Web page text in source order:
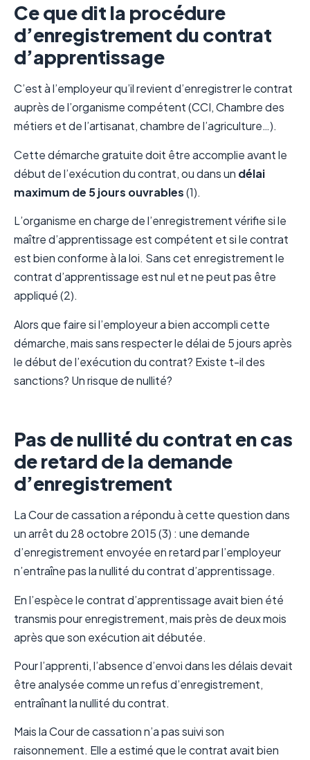
Ce que dit la procédure
d’enregistrement du contrat
d’apprentissage
C’est à l’employeur qu’il revient d’enregistrer le contrat
auprès de l’organisme compétent (CCI, Chambre des
métiers et de l’artisanat, chambre de l’agriculture…).
Cette démarche gratuite doit être accomplie avant le
début de l’exécution du contrat, ou dans un délai
maximum de 5 jours ouvrables(1).
L’organisme en charge de l’enregistrement vérifie si le
maître d’apprentissage est compétent et si le contrat
est bien conforme à la loi. Sans cet enregistrement le
contrat d’apprentissage est nul et ne peut pas être
appliqué (2).
Alors que faire si l’employeur a bien accompli cette
démarche, mais sans respecter le délai de 5 jours après
le début de l’exécution du contrat? Existe t-il des
sanctions? Un risque de nullité?
Pas de nullité du contrat en cas
de retard de la demande
d’enregistrement
La Cour de cassation a répondu à cette question dans
un arrêt du 28 octobre 2015 (3) : une demande
d’enregistrement envoyée en retard par l’employeur
n’entraîne pas la nullité du contrat d’apprentissage.
En l’espèce le contrat d’apprentissage avait bien été
transmis pour enregistrement, mais près de deux mois
après que son exécution ait débutée.
Pour l’apprenti, l’absence d’envoi dans les délais devait
être analysée comme un refus d’enregistrement,
entraînant la nullité du contrat.
Mais la Cour de cassation n’a pas suivi son
raisonnement. Elle a estimé que le contrat avait bien